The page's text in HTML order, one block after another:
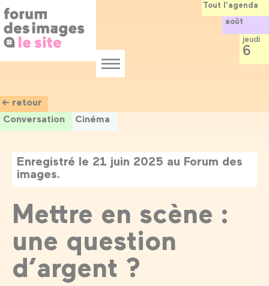
au
contenu
principal
Menu
← retour
Conversation
Cinéma
Enregistré le 21 juin 2025 au Forum des
images.
Mettre en scène :
une question
d’argent ?
Tout l’agenda
août
jeudi
6